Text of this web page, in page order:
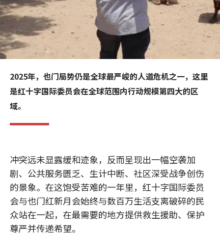
2025年，也门局势仍是全球最严峻的人道危机之一，这里
是红十字国际委员会在全球范围内行动规模第四大的区
域。
冲突远未显露缓和迹象，反而呈现出一幅空袭加
剧、公共服务匮乏、生计中断、社区深受战争创伤
的景象。在这饱受苦难的一年里，红十字国际委员
会与也门红新月会始终与数百万生活支离破碎的民
众站在一起，在最需要的地方提供救生援助、保护
尊严并传递希望。